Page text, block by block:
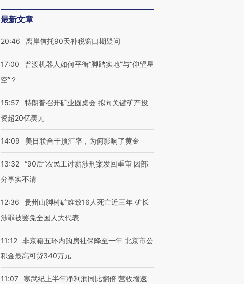
最新文章
20:46 离岸信托90天补税窗口期疑问
17:00
普渡机器人如何平衡“脚踏实地”与“仰望星
空”？
15:57 特朗普召开矿业圆桌会 拟向关键矿产投
资超20亿美元
14:09 美日联合干预汇率，为何影响了黄金
13:32 “90后”农民工讨薪涉刑案发回重审 因部
分事实不清
12:36
贵州山脚树矿难致16人死亡近三年 矿长
涉罪被罢免全国人大代表
11:12 非京籍五环内购房社保降至一年 北京市公
积金最高可贷340万元
11:07
寒武纪上半年净利润同比翻倍 营收增速